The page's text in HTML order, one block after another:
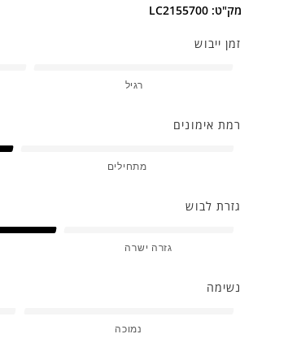
מק"ט: LC2155700
זמן ייבוש
רגיל
רמת אימונים
מתחילים
גזרת לבוש
גזרה ישרה
נשימה
נמוכה